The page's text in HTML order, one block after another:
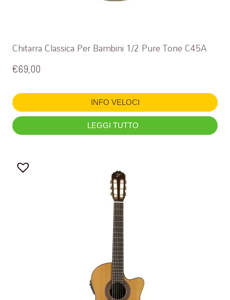
Chitarra Classica Per Bambini 1/2 Pure Tone C45A
€69,00
INFO VELOCI
LEGGI TUTTO